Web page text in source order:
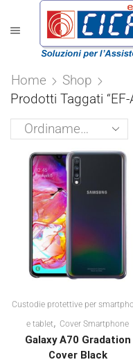
Home
Shop
Prodotti Taggati “EF-
Custodie protettive per
e tablet, Cover Smartphone
Galaxy A70 Gradation
Cover Black